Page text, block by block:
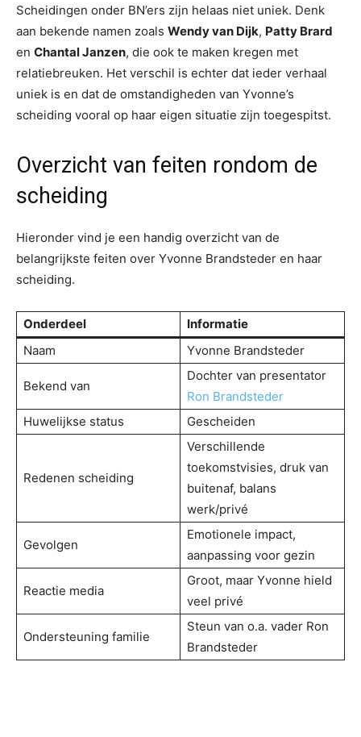
Scheidingen onder BN’ers zijn helaas niet uniek. Denk
aan bekende namen zoals Wendy van Dijk, Patty Brard
en Chantal Janzen, die ook te maken kregen met
relatiebreuken. Het verschil is echter dat ieder verhaal
uniek is en dat de omstandigheden van Yvonne’s
scheiding vooral op haar eigen situatie zijn toegespitst.
Overzicht van feiten rondom de
scheiding
Hieronder vind je een handig overzicht van de
belangrijkste feiten over Yvonne Brandsteder en haar
scheiding.
Onderdeel
Informatie
Naam
Yvonne Brandsteder
Bekend van
Dochter van presentator
Ron Brandsteder
Huwelijkse status
Gescheiden
Redenen scheiding
Verschillende
toekomstvisies, druk van
buitenaf, balans
werk/privé
Gevolgen
Emotionele impact,
aanpassing voor gezin
Reactie media
Groot, maar Yvonne hield
veel privé
Ondersteuning familie
Steun van o.a. vader Ron
Brandsteder